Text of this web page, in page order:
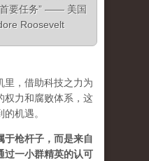
要任务” —— 美国
Roosevelt
里，借助科技之力为
权力和腐败体系，这
机遇。
于枪杆子，而是来自
过一小群精英的认可